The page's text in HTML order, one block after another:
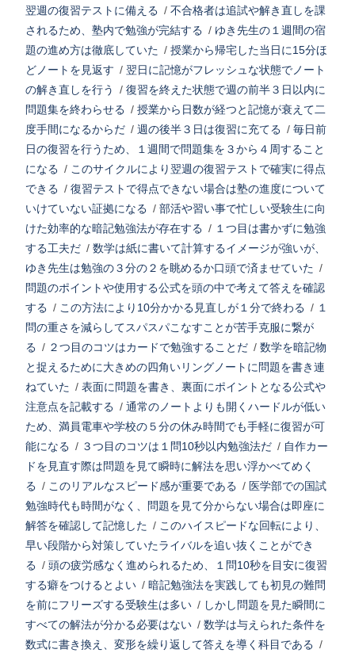
翌週の復習テストに備える / 不合格者は追試や解き直しを課
されるため、塾内で勉強が完結する / ゆき先生の１週間の宿
題の進め方は徹底していた / 授業から帰宅した当日に15分ほ
どノートを見返す / 翌日に記憶がフレッシュな状態でノート
の解き直しを行う
/ 復習を終えた状態で週の前半３日以内に
問題集を終わらせる / 授業から日数が経つと記憶が衰えて二
度手間になるからだ / 週の後半３日は復習に充てる / 毎日前
日の復習を行うため、１週間で問題集を３から４周すること
になる / このサイクルにより翌週の復習テストで確実に得点
できる / 復習テストで得点できない場合は塾の進度について
いけていない証拠になる / 部活や習い事で忙しい受験生に向
けた効率的な暗記勉強法が存在する / １つ目は書かずに勉強
する工夫だ / 数学は紙に書いて計算するイメージが強いが、
ゆき先生は勉強の３分の２を眺めるか口頭で済ませていた /
問題のポイントや使用する公式を頭の中で考えて答えを確認
する / この方法により10分かかる見直しが１分で終わる / １
問の重さを減らしてスパスパこなすことが苦手克服に繋が
る / ２つ目のコツはカードで勉強することだ / 数学を暗記物
と捉えるために大きめの四角いリングノートに問題を書き連
ねていた / 表面に問題を書き、裏面にポイントとなる公式や
注意点を記載する / 通常のノートよりも開くハードルが低い
ため、満員電車や学校の５分の休み時間でも手軽に復習が可
能になる / ３つ目のコツは１問10秒以内勉強法だ / 自作カー
ドを見直す際は問題を見て瞬時に解法を思い浮かべてめく
る / このリアルなスピード感が重要である / 医学部での国試
勉強時代も時間がなく、問題を見て分からない場合は即座に
解答を確認して記憶した / このハイスピードな回転により、
早い段階から対策していたライバルを追い抜くことができ
る / 頭の疲労感なく進められるため、１問10秒を目安に復習
する癖をつけるとよい / 暗記勉強法を実践しても初見の難問
を前にフリーズする受験生は多い / しかし問題を見た瞬間に
すべての解法が分かる必要はない / 数学は与えられた条件を
数式に書き換え、変形を繰り返して答えを導く科目である /